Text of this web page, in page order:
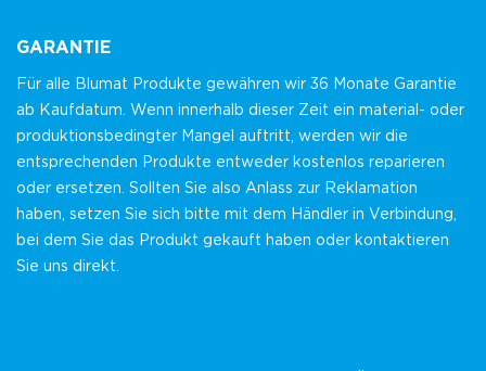
GARANTIE
Für alle Blumat Produkte gewähren wir 36 Monate Garantie
ab Kaufdatum. Wenn innerhalb dieser Zeit ein material- oder
produktionsbedingter Mangel auftritt, werden wir die
entsprechenden Produkte entweder kostenlos reparieren
oder ersetzen. Sollten Sie also Anlass zur Reklamation
haben, setzen Sie sich bitte mit dem Händler in Verbindung,
bei dem Sie das Produkt gekauft haben oder kontaktieren
Sie uns direkt.